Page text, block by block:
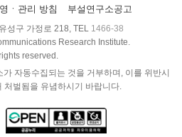
ㆍ관리 방침
부설연구소공고
성구 가정로 218, TEL 1466-38
Research Institute.
reserved.
자동수집되는 것을 거부하며, 이를 위반시
처벌됨을 유념하시기 바랍니다.